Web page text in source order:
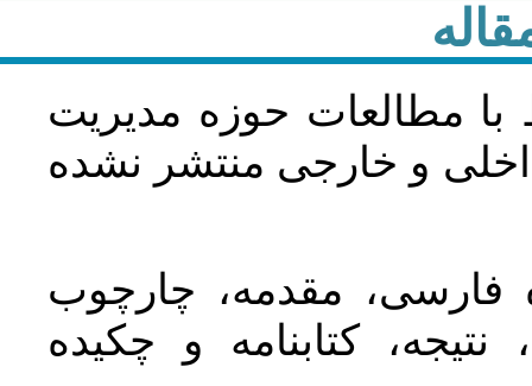
با مطالعات حوزه مديريت
و خارجی منتشر نشده
فارسی، مقدمه، چارچوب
کتابنامه و چکیده